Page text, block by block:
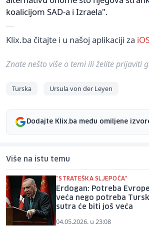
koalicijom SAD-a i Izraela".
Klix.ba čitajte i u našoj aplikaciji za
Znate nešto više o temi ili želite prijaviti
Turska Ursula von der Leyen
Dodajte Klix.ba među omiljene
Više na istu temu
"STRATEŠKA SLJEPOĆA"
Erdogan: Potreba
veća nego potreba
sutra će biti još veća
04.05.2026. u 23:08